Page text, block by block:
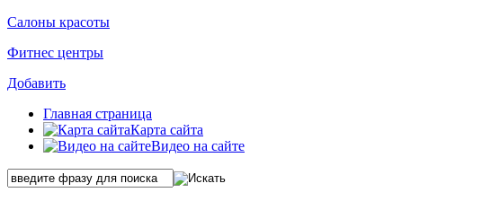
Салоны красоты
Фитнес центры
Добавить
Главная страница
Карта сайта
Видео на сайте